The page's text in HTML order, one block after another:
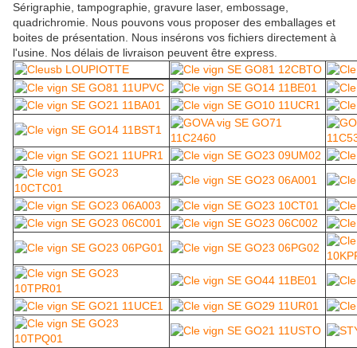
Sérigraphie, tampographie, gravure laser, embossage,
quadrichromie. Nous pouvons vous proposer des emballages et
boites de présentation. Nous insérons vos fichiers directement à
l'usine. Nos délais de livraison peuvent être express.